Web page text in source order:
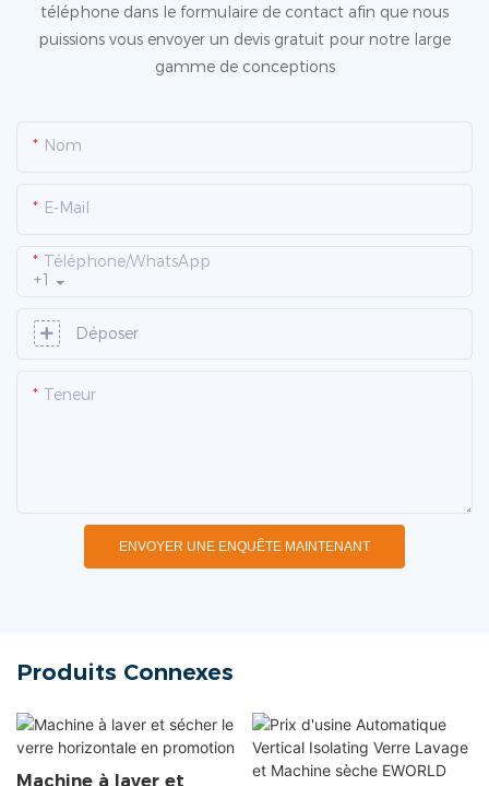
téléphone dans le formulaire de contact afin que nous
puissions vous envoyer un devis gratuit pour notre large
gamme de conceptions
Nom
E-Mail
+1
Téléphone/WhatsApp
Déposer
Teneur
ENVOYER UNE ENQUÊTE MAINTENANT
Produits Connexes
Machine à laver et